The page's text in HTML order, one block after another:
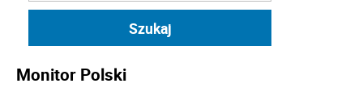
Monitor Polski